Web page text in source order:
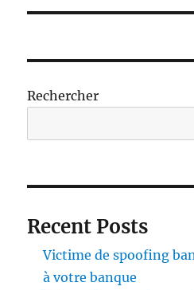
Rechercher
Recent Posts
Victime de spoofing
à votre banque